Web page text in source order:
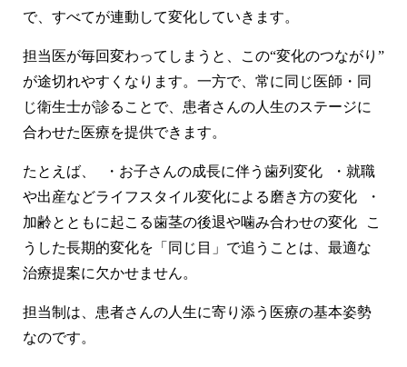
で、すべてが連動して変化していきます。
担当医が毎回変わってしまうと、この“変化のつながり”
が途切れやすくなります。一方で、常に同じ医師・同
じ衛生士が診ることで、患者さんの人生のステージに
合わせた医療を提供できます。
たとえば、 ・お子さんの成長に伴う歯列変化 ・就職
や出産などライフスタイル変化による磨き方の変化 ・
加齢とともに起こる歯茎の後退や噛み合わせの変化 こ
うした長期的変化を「同じ目」で追うことは、最適な
治療提案に欠かせません。
担当制は、患者さんの人生に寄り添う医療の基本姿勢
なのです。